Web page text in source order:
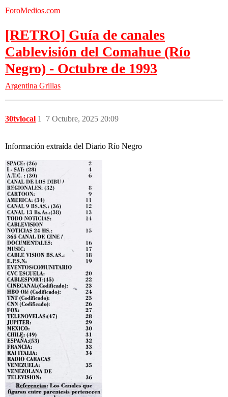
ForoMedios.com
[RETRO] Guía de canales
Cablevisión del Comahue (Río
Negro) - Octubre de 1993
Argentina Grillas
30tvlocal 7 Octubre, 2025 20:09
1
Información extraída del Diario Río Negro